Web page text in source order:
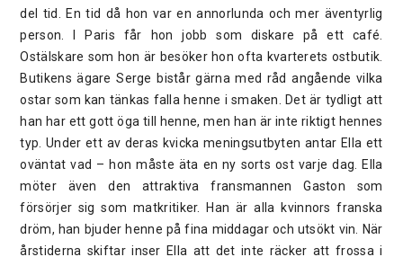
del tid. En tid då hon var en annorlunda och mer äventyrlig
person. I Paris får hon jobb som diskare på ett café.
Ostälskare som hon är besöker hon ofta kvarterets ostbutik.
Butikens ägare Serge bistår gärna med råd angående vilka
ostar som kan tänkas falla henne i smaken. Det är tydligt att
han har ett gott öga till henne, men han är inte riktigt hennes
typ. Under ett av deras kvicka meningsutbyten antar Ella ett
oväntat vad – hon måste äta en ny sorts ost varje dag. Ella
möter även den attraktiva fransmannen Gaston som
försörjer sig som matkritiker. Han är alla kvinnors franska
dröm, han bjuder henne på fina middagar och utsökt vin. När
årstiderna skiftar inser Ella att det inte räcker att frossa i